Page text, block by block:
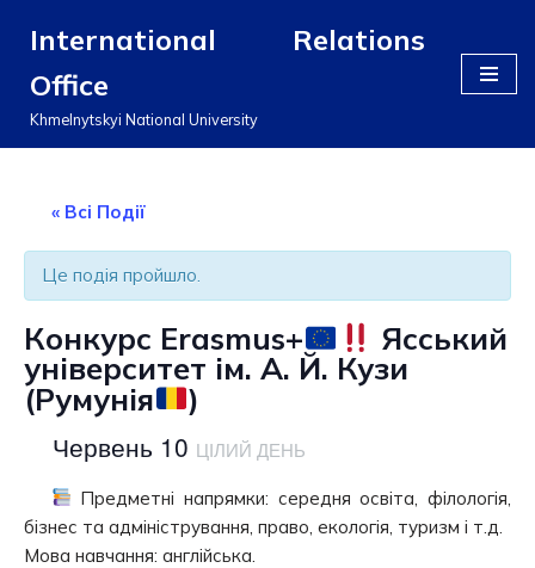
до
вмісту
International Relations
Office
Khmelnytskyi National University
« Всі Події
Це подія пройшло.
Конкурс Erasmus+ Ясський
університет ім. А. Й. Кузи
(Румунія
)
Червень 10 ЦІЛИЙ ДЕНЬ
Предметні напрямки: середня освіта, філологія,
бізнес та адміністрування, право, екологія, туризм і т.д.
Мова навчання: англійська.